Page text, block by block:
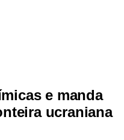
e manda
ucraniana